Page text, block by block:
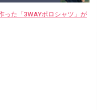
った「3WAYポロシャツ」が